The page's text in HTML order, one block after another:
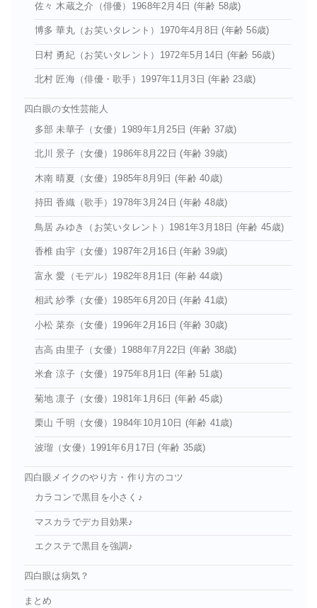
佐々 木蔵之介（俳優）1968年2月4日 (年齢 58歳)
博多 華丸（お笑いタレント）1970年4月8日 (年齢 56歳)
日村 勇紀（お笑いタレント）1972年5月14日 (年齢 56歳)
北村 匠海（俳優・歌手）1997年11月3日 (年齢 23歳)
四白眼の女性芸能人
多部 未華子（女優）1989年1月25日 (年齢 37歳)
北川 景子（女優）1986年8月22日 (年齢 39歳)
木南 晴夏（女優）1985年8月9日 (年齢 40歳)
持田 香織（歌手）1978年3月24日 (年齢 48歳)
鳥居 みゆき（お笑いタレント）1981年3月18日 (年齢 45歳)
香椎 由宇（女優）1987年2月16日 (年齢 39歳)
富永 愛（モデル）1982年8月1日 (年齢 44歳)
相武 紗季（女優）1985年6月20日 (年齢 41歳)
小松 菜奈（女優）1996年2月16日 (年齢 30歳)
吉高 由里子（女優）1988年7月22日 (年齢 38歳)
米倉 涼子（女優）1975年8月1日 (年齢 51歳)
菊地 凛子（女優）1981年1月6日 (年齢 45歳)
栗山 千明（女優）1984年10月10日 (年齢 41歳)
波瑠（女優）1991年6月17日 (年齢 35歳)
四白眼メイクのやり方・作り方のコツ
カラコンで黒目を小さく♪
マスカラでデカ目効果♪
エクステで黒目を強調♪
四白眼は病気？
まとめ